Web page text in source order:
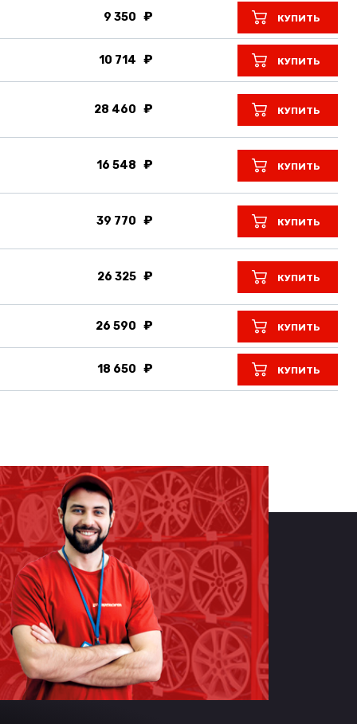
9 350 КУПИТЬ
10 714 КУПИТЬ
28 460 КУПИТЬ
16 548 КУПИТЬ
39 770 КУПИТЬ
26 325 КУПИТЬ
26 590 КУПИТЬ
18 650 КУПИТЬ